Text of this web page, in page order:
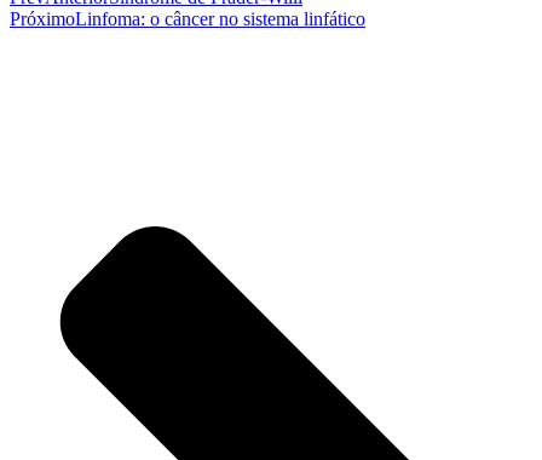
PróximoLinfoma: o câncer no sistema linfático